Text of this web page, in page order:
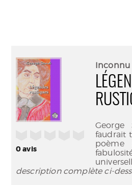
0avis
Inconnu
George
faudrait
description complète ci-